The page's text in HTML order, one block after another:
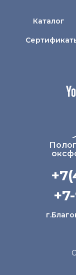
Каталог